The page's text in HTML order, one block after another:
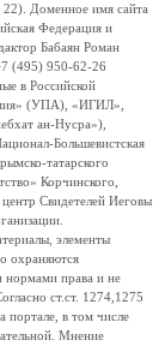
Доменное имя сайта
Федерация и
Бабаян Роман
(495) 950-62-26
в Российской
(УПА), «ИГИЛ»,
ан-Нусра»),
Большевистская
татарского
Корчинского,
Свидетелей Иеговы
элементы
охраняются
нормами права и не
ст.ст. 1274,1275
портале, в том числе
Мнение